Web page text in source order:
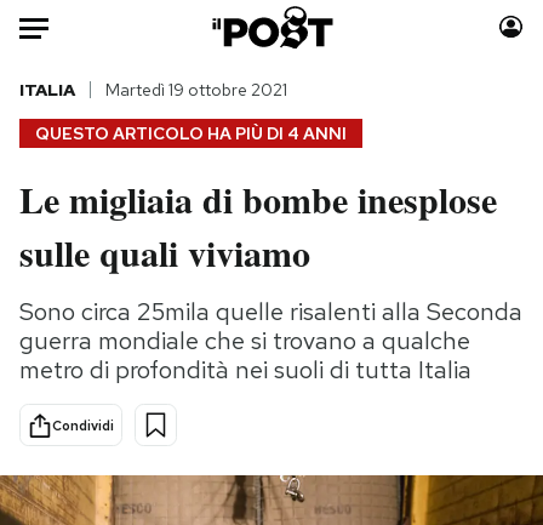
Auto
HOME
Italia
Politica
Tecnologia
Internet
Scienza
Cultura
Economia
Sport
Moda
Storie/Idee
Ok Boomer!
Media
Mondiali calcio 2026
QUESTO ARTICOLO HA PIÙ DI 4 ANNI
ITALIA Martedì 19 ottobre 2021
Le migliaia di bombe inesplose
sulle quali viviamo
Sono circa 25mila quelle risalenti alla Seconda
guerra mondiale che si trovano a qualche
metro di profondità nei suoli di tutta Italia
Condividi